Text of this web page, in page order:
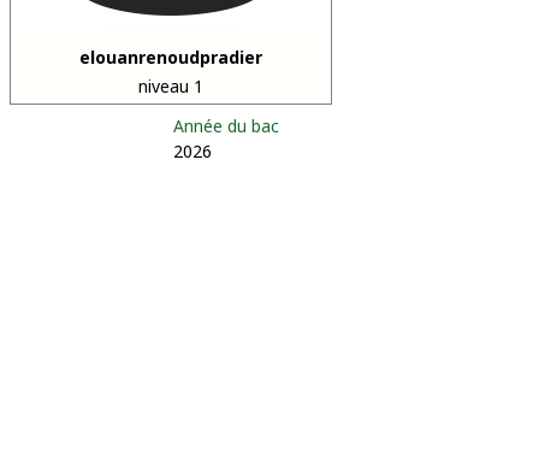
elouanrenoudpradier
niveau 1
Année du bac
2026